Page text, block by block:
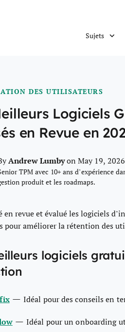
Sujets
DES UTILISATEURS
Logiciels
en Revue en
Andrew Lumbyon May 19, 2026
TPM avec 10+ ans d’expérience
produit et les roadmaps.
en revue et évalué les logiciels
pour améliorer la rétention des
logiciels
— Idéal pour des conseils en
—Idéal pour un onboarding